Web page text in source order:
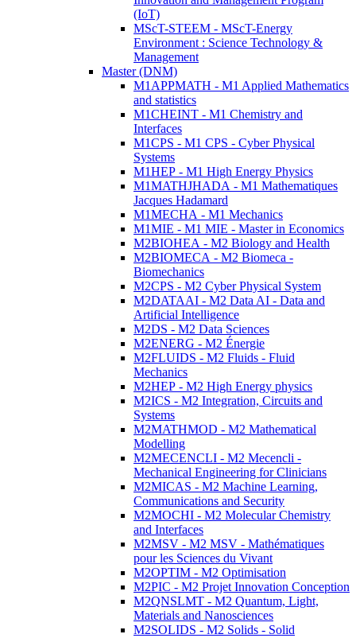
(IoT)
MScT-STEEM - MScT-Energy
Environment : Science Technology &
Management
Master (DNM)
M1APPMATH - M1 Applied Mathematics
and statistics
M1CHEINT - M1 Chemistry and
Interfaces
M1CPS - M1 CPS - Cyber Physical
Systems
M1HEP - M1 High Energy Physics
M1MATHJHADA - M1 Mathematiques
Jacques Hadamard
M1MECHA - M1 Mechanics
M1MIE - M1 MIE - Master in Economics
M2BIOHEA - M2 Biology and Health
M2BIOMECA - M2 Biomeca -
Biomechanics
M2CPS - M2 Cyber Physical System
M2DATAAI - M2 Data AI - Data and
Artificial Intelligence
M2DS - M2 Data Sciences
M2ENERG - M2 Énergie
M2FLUIDS - M2 Fluids - Fluid
Mechanics
M2HEP - M2 High Energy physics
M2ICS - M2 Integration, Circuits and
Systems
M2MATHMOD - M2 Mathematical
Modelling
M2MECENCLI - M2 Mecencli -
Mechanical Engineering for Clinicians
M2MICAS - M2 Machine Learning,
Communications and Security
M2MOCHI - M2 Molecular Chemistry
and Interfaces
M2MSV - M2 MSV - Mathématiques
pour les Sciences du Vivant
M2OPTIM - M2 Optimisation
M2PIC - M2 Projet Innovation Conception
M2QNSLMT - M2 Quantum, Light,
Materials and Nanosciences
M2SOLIDS - M2 Solids - Solid